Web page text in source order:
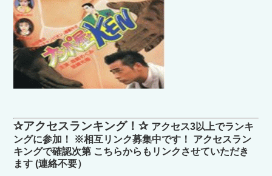
✰アクセスランキング！✰ アクセス3以上でランキ
ングに参加！ ※相互リンク募集中です！ アクセスラン
キングで確認次第 こちらからもリンクさせていただき
ます (連絡不要）